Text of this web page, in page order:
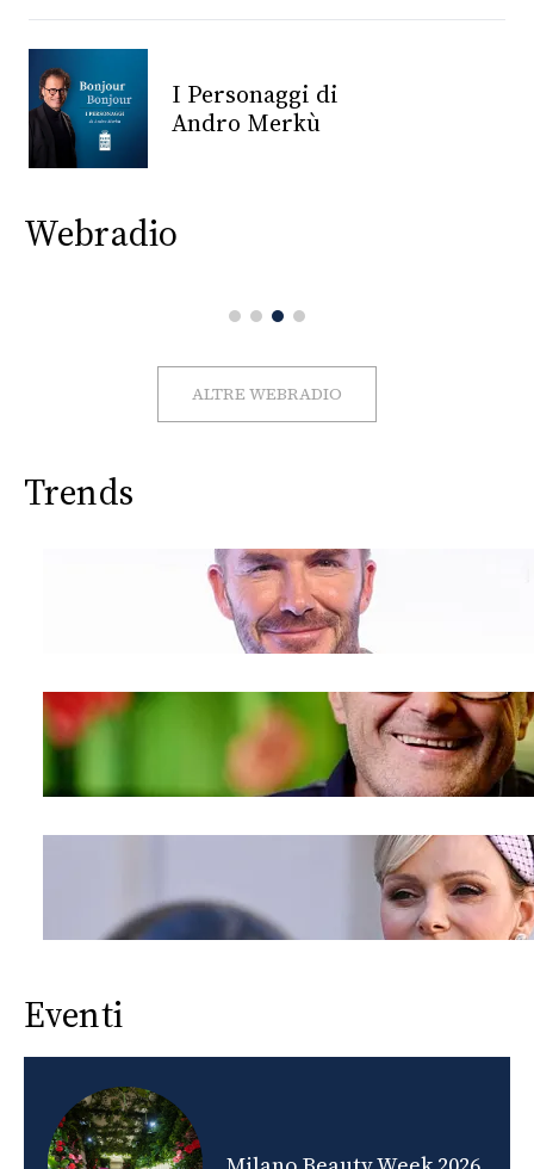
MONACO
RMC
CONSIGLIA
I Personaggi di
Andro Merkù
Webradio
ALTRE WEBRADIO
Trends
Eventi